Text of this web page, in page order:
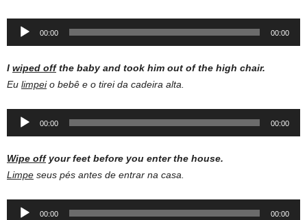
Audio
00:00 00:00
I wiped off the baby and took him out of the high chair.
Eu limpeio bebê e o tirei da cadeira alta.
Audio
00:00 00:00
Wipe off your feet before you enter the house.
Limpe seus pés antes de entrar na casa.
Audio
00:00 00:00